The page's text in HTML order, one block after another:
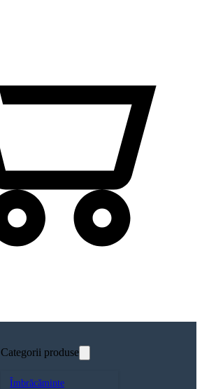
Categorii produse
Îmbrăcăminte